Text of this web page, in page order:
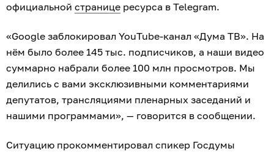
официальной странице ресурса в Telegram.
«Google заблокировал YouTube-канал «Дума ТВ». На
нём было более 145 тыс. подписчиков, а наши видео
суммарно набрали более 100 млн просмотров. Мы
делились с вами эксклюзивными комментариями
депутатов, трансляциями пленарных заседаний и
нашими программами», — говорится в сообщении.
Ситуацию прокомментировал спикер Госдумы